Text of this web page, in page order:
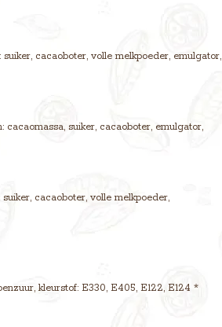
cacaoboter, volle melkpoeder, emulgator,
suiker, cacaoboter, emulgator,
cacaoboter, volle melkpoeder,
kleurstof: E330, E405, E122, E124 *